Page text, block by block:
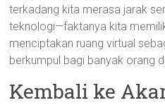
terkadang kita merasa jarak
teknologi—faktanya kita
menciptakan ruang virtual
berkumpul bagi banyak orang
Kembali ke